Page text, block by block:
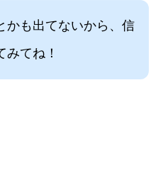
かも出てないから、信
みてね！